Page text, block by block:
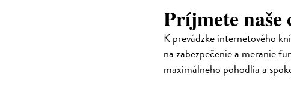
Príjmete naše
K prevádzke internetového
na zabezpečenie a meranie
maximálneho pohodlia a
Pamäť národa
3/2025
kolektív autorov| Kniha